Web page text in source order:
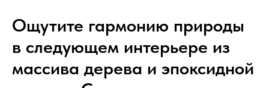
Ощутите гармонию природы
в следующем интерьере из
массива дерева и эпоксидной